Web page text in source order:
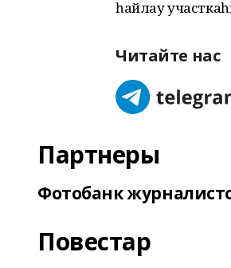
һайлау
Читайте нас
Партнеры
Фотобанк
Повестар